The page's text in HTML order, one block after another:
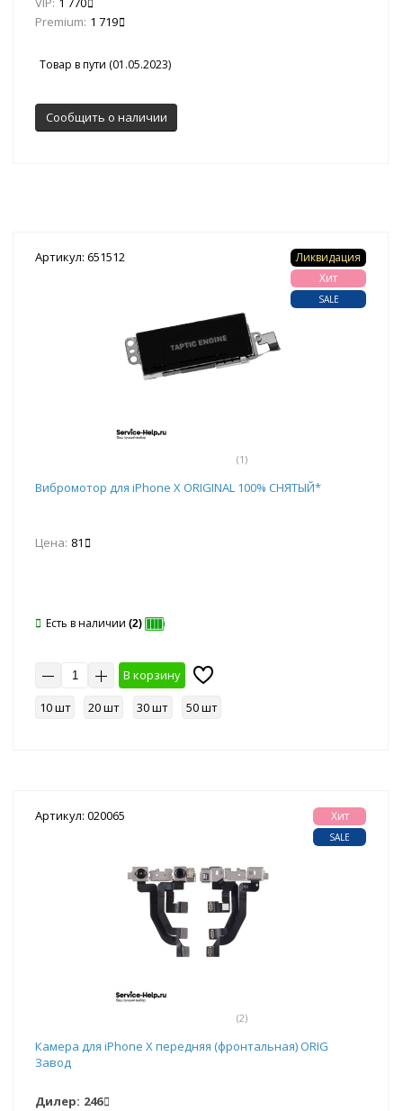
Premium: 1 719
Товар в пути (01.05.2023)
Сообщить о наличии
Артикул: 651512
(1)
Ликвидация
Хит
SALE
Вибромотор для iPhone X ORIGINAL 100% СНЯТЫЙ*
Цена: 81
Есть в наличии (2)
В корзину
10 шт
20 шт 30 шт 50 шт
Артикул: 020065
(2)
Хит
SALE
Камера для iPhone X передняя (фронтальная) ORIG
Завод
Дилер: 246